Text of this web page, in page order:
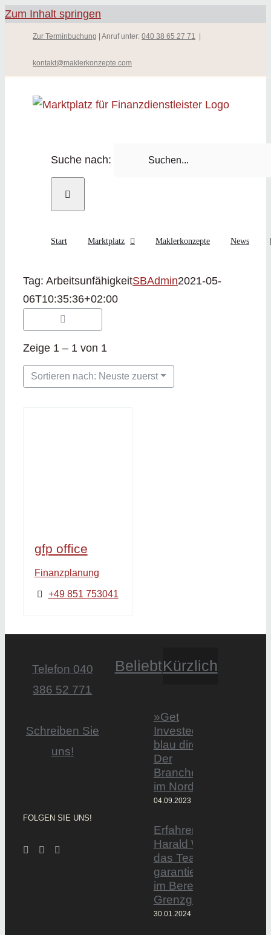
Zum Inhalt springen
Zur Terminbuchung | Anruf unter: 040 38 65 27 71
kontakt@maklerkonzepte.com
Suche nach:
Start Marktplatz Maklerkonzepte News
Tag: ArbeitsunfähigkeitSBAdmin2021-05-
06T10:35:36+02:00
Zeige 1 – 1 von 1
Sortieren nach: Neuste zuerst
gfp office
Finanzplanung
+49 851 753041
Telefon 040
386 52 771
Schreiben Sie
uns!
FOLGEN SIE UNS!
BeliebtKürzlich
»Get
Invested by
blau direkt«:
Der
Branchentag
im Norden
04.09.2023
Erfahrener Experte
Harald Wesely stärkt
das Team von
garantiertmehrnetto.de
im Bereich
Grenzgänger
30.01.2024